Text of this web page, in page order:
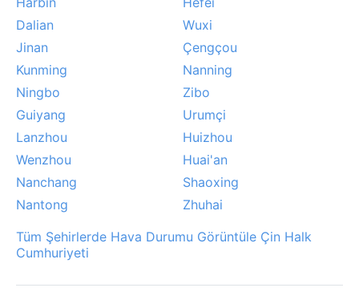
Dalian
Wuxi
Jinan
Çengçou
Kunming
Nanning
Ningbo
Zibo
Guiyang
Urumçi
Lanzhou
Huizhou
Wenzhou
Huai'an
Nanchang
Shaoxing
Nantong
Zhuhai
Tüm Şehirlerde Hava Durumu Görüntüle Çin Halk
Cumhuriyeti